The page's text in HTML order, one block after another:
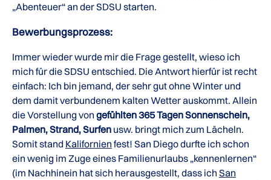
„Abenteuer“ an der SDSU starten.
Bewerbungsprozess:
Immer wieder wurde mir die Frage gestellt, wieso ich
mich für die SDSU entschied. Die Antwort hierfür ist recht
einfach: Ich bin jemand, der sehr gut ohne Winter und
dem damit verbundenem kalten Wetter auskommt. Allein
die Vorstellung von gefühlten 365 Tagen Sonnenschein,
Palmen, Strand, Surfen usw. bringt mich zum Lächeln.
Somit stand Kalifornien fest! San Diego durfte ich schon
ein wenig im Zuge eines Familienurlaubs „kennenlernen“
(im Nachhinein hat sich herausgestellt, dass ich San